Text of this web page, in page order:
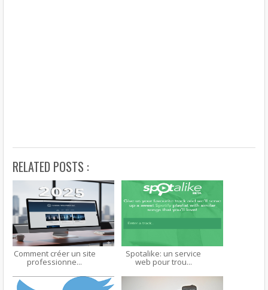
RELATED POSTS :
Comment créer un site
professionne...
Spotalike: un service
web pour trou...